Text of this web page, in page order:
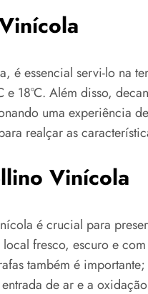
é essencial servi-lo na
e 18°C. Além disso,
uma experiência
realçar as
Vinícola
é crucial para
fresco, escuro e
também é
de ar e a